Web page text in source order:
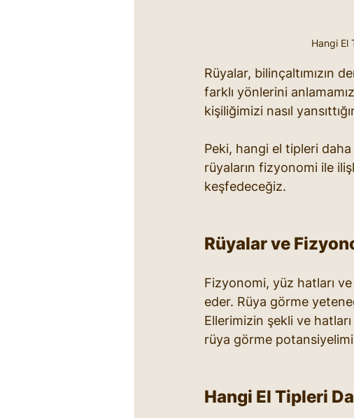
Hangi El
Rüyalar, bilinçaltımızın
farklı yönlerini
kişiliğimizi nasıl
Peki, hangi el tipleri
rüyaların fizyonomi ile
keşfedeceğiz.
Rüyalar ve
Fizyonomi, yüz hatları
eder. Rüya görme
Ellerimizin şekli ve
rüya görme
Hangi El Tipleri